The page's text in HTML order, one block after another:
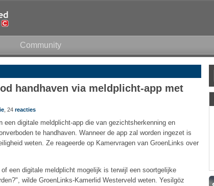
Community
handhaven via meldplicht-app met
, 24 reacties
een digitale meldplicht-app die van gezichtsherkenning en
te handhaven. Wanneer de app zal worden ingezet is
weten. Ze reageerde op Kamervragen van GroenLinks over
een digitale meldplicht mogelijk is terwijl een soortgelijke
wilde GroenLinks-Kamerlid Westerveld weten. Yesilgöz